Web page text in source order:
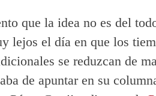
que la idea no es del
lejos el día en que los
se reduzcan de
de apuntar en su